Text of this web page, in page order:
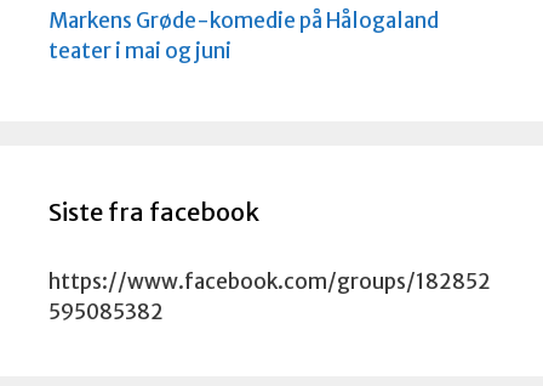
Markens Grøde-komedie på Hålogaland
teater i mai og juni
Siste fra facebook
https://www.facebook.com/groups/182852
595085382